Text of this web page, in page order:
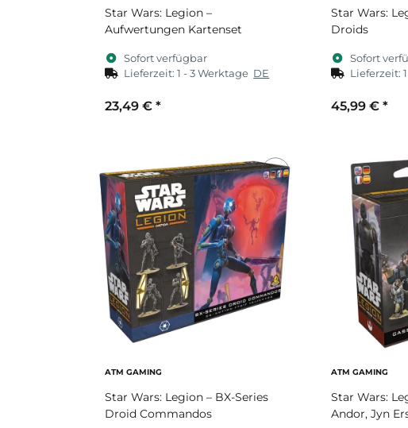
Star Wars: Legion –
Aufwertungen Kartenset
Sofort verfügbar
Lieferzeit:1 - 3 Werktage DE
23,49 € *
Star Wars:
Droids
Sofort
Lieferzeit:
45,99 € *
ATM GAMING
Star Wars: Legion – BX-Series
Droid Commandos
ATM GAMING
Star Wars:
Andor, Jyn